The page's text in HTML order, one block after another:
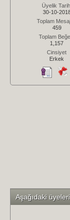
Üyelik
30-10-
Toplam
459
Toplam
1,157
Cinsiyet
Erkek
Aşağıdaki